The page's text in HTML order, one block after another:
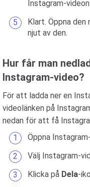
Instagram-
Klart. Öppna den
njut av den.
Hur får man
Instagram-video?
För att ladda ner en
videolänken på
nedan för att få
Öppna
Välj Instagram-
Klicka på Dela-